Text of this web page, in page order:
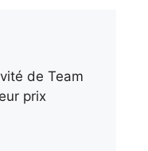
de Team
prix